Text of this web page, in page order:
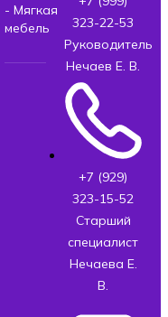
- Мягкая
мебель
323-22-53
Руководитель
Нечаев Е. В.
+7 (929)
323-15-52
Старший
специалист
Нечаева Е.
В.